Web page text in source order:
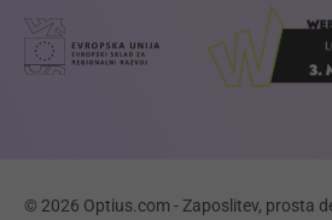
© 2026 Optius.com - Zaposlitev, prosta